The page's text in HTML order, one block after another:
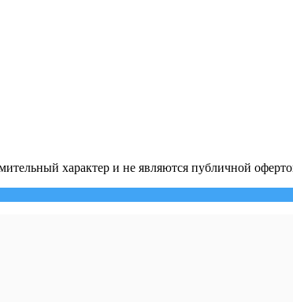
характер и не являются публичной